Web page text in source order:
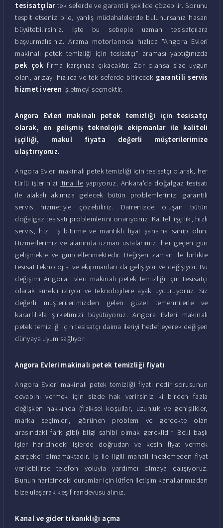
tesisatçılartek seferde ve garantili şekilde çözebilir. Sorunu
tespit etseniz bile, yanlış müdahalelerde bulunursanız hasarı
büyütebilirsiniz. İşte bu sebeple uzman tesisatçılara
başvurmalısınız. Arama motorlarında hızlıca "Angora Evleri
makinalı petek temizliği için tesisatçı" araması yaptığınızda
pek çokfirma karşınıza çıkacaktır. Zor olansa size uygun
olan, arızayı hızlıca ve tek seferde bitirecek garantili servis
hizmeti veren işletmeyi seçmektir.
Angora Evleri makinalı petek temizliği için tesisatçı
olarak, en gelişmiş teknolojik ekipmanlar ile kaliteli
işçiliği, makul fiyata değerli müşterilerimize
ulaştırıyoruz.
Angora Evleri makinalı petek temizliği için tesisatçı olarak, her
türlü işlerinizi itina ile yapıyoruz. Ankara'da doğalgaz tesisatı
ile alakalı aklınıza gelecek bütün problemlerinizi garantili
servis hizmetiyle çözebiliriz. Dairenizde oluşan bütün
doğalgaz tesisatı problemlerini onarıyoruz. Kaliteli işçilik, hızlı
servis, hızlı iş bitirme ve mantıklı fiyat şansına sahip olun.
Hizmetlerimiz ve alanında uzman ustalarımız, her geçen gün
gelişmekte ve güncellenmektedir. Değişen zaman ile birlikte
tesisat teknolojisi ve ekipmanları da gelişiyor ve değişiyor. Bu
değişimi Angora Evleri makinalı petek temizliği için tesisatçı
olarak sürekli izliyor ve teknolojilere ayak uyduruyoruz. Siz
değerli müşterilerimizden gelen güzel temennilerle ve
kararlılıkla şirketimizi büyütüyoruz. Angora Evleri makinalı
petek temizliği için tesisatçı daima ileriyi hedefleyerek değişen
dünyaya uyum sağlıyor.
Angora Evleri makinalı petek temizliği fiyatı
Angora Evleri makinalı petek temizliği fiyatı nedir sorusunun
cevabını vermek için sizde hak verirsiniz ki birden fazla
değişken hakkında (fiziksel koşullar, uzunluk ve genişlikler,
marka seçimleri, görünen problem ve gerçekte olan
arasındaki fark gibi) bilgi sahibi olmak gereklidir. Belli başlı
işler haricindeki işlerde doğrudan ve kesin fiyat vermek
gerçekçi olmamaktadır. İş ile ilgili mahali incelemeden fiyat
verilebilirse telefon yoluyla yardımcı olmaya çalışıyoruz.
Bunun haricindeki durumlar için lütfen iletişim kanallarımızdan
bize ulaşarak keşif randevusu alınız.
Kanal ve gider tıkanıklığı açma